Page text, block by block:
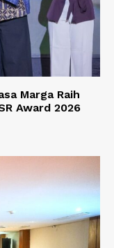
Marga Raih
Award 2026